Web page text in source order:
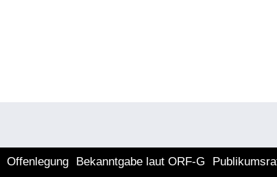
Offenlegung Bekanntgabe laut ORF-G